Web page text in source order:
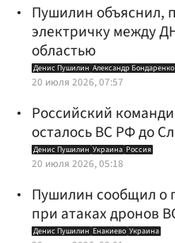
Пушилин объяснил,
электричку между
областью
Денис Пушилин Александр Бондаренко
20 июля 2026, 07:57
Российский
осталось ВС РФ до
Денис Пушилин Украина Россия
20 июля 2026, 05:18
Пушилин сообщил о
при атаках дронов
Денис Пушилин Енакиево Украина